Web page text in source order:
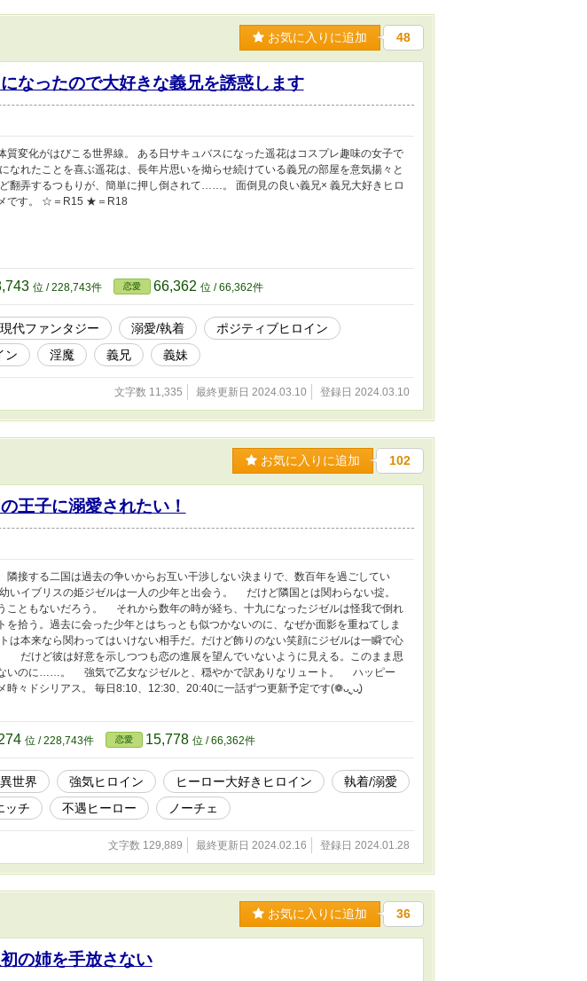
お気に入りに追加 48
なったので大好きな義兄を誘惑します
質変化がはびこる世界線。 ある日サキュバスになった遥花はコスプレ趣味の女子で
なれたことを喜ぶ遥花は、長年片思いを拗らせ続けている義兄の部屋を意気揚々と
翻弄するつもりが、簡単に押し倒されて……。 面倒見の良い義兄× 義兄大好きヒロ
です。 ☆＝R15 ★＝R18
位 / 228,743件 恋愛 66,362 位 / 66,362件
現代ファンタジー 溺愛/執着
ポジティブヒロイン
ン 淫魔 義兄 義妹
文字数 11,335 最終更新日 2024.03.10 登録日 2024.03.10
お気に入りに追加 102
王子に溺愛されたい！
隣接する二国は過去の争いからお互い干渉しない決まりで、数百年を過ごしてい
イブリスの姫ジゼルは一人の少年と出会う。 だけど隣国とは関わらない掟。
こともないだろう。 それから数年の時が経ち、十九になったジゼルは怪我で倒れ
を拾う。過去に会った少年とはちっとも似つかないのに、なぜか面影を重ねてしま
本来なら関わってはいけない相手だ。だけど飾りのない笑顔にジゼルは一瞬で心
だけど彼は好意を示しつつも恋の進展を望んでいないように見える。このまま思
いのに……。 強気で乙女なジゼルと、穏やかで訳ありなリュート。 ハッピー
時々ドシリアス。 毎日8:10、12:30、20:40に一話ずつ更新予定です(❁ᴗ͈ˬᴗ͈)
位 / 228,743件 恋愛 15,778 位 / 66,362件
異世界 強気ヒロイン ヒーロー大好きヒロイン
執着/溺愛
ッチ 不遇ヒーロー ノーチェ
文字数 129,889 最終更新日 2024.02.16 登録日 2024.01.28
お気に入りに追加 36
の姉を手放さない